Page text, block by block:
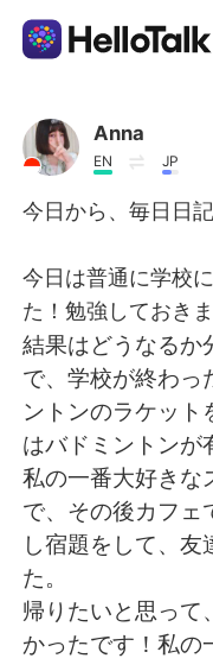
語学交換アプリ
AI Grammar
English
繁體中文
العربية
Deutsch
Русский
Indonesia
Anna
EN JP
今日から、毎日日
今日は普通に学校
た！勉強しておき
結果はどうなるか
で、学校が終わっ
ントンのラケット
はバドミントンが
私の一番大好きな
で、その後カフェ
し宿題をして、友
た。
帰りたいと思って
かったです！私の